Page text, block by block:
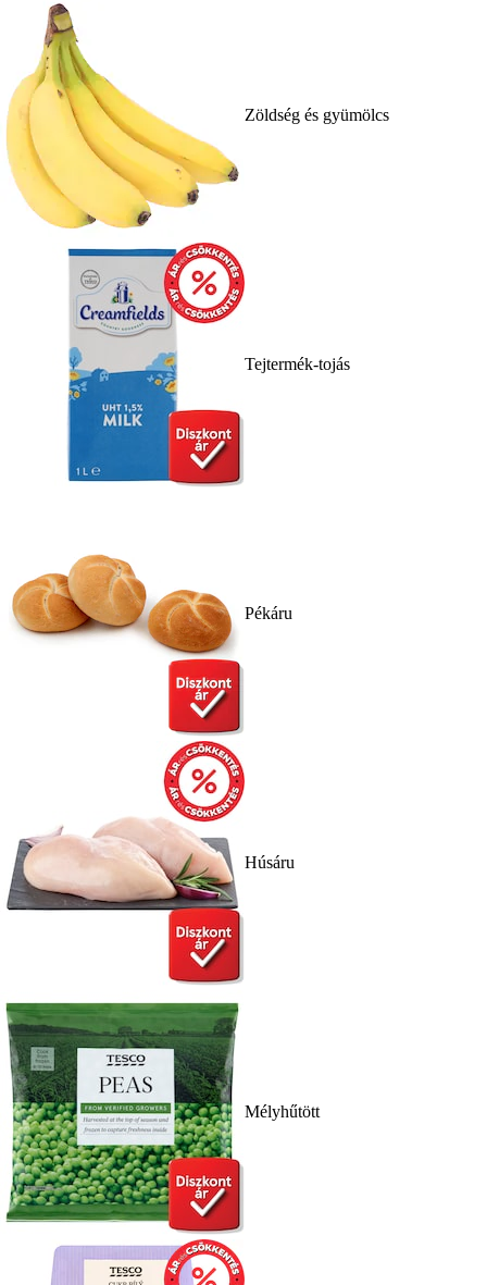
Zöldség és gyümölcs
Tejtermék-tojás
Pékáru
Húsáru
Mélyhűtött